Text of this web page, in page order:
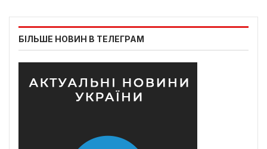
БІЛЬШЕ НОВИН В ТЕЛЕГРАМ